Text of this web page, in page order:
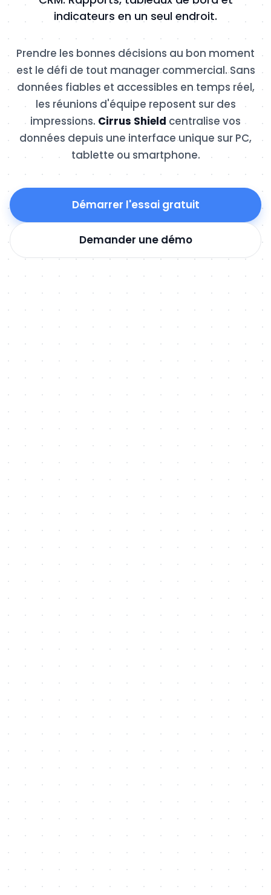
indicateurs en un seul endroit.
Prendre les bonnes décisions au bon moment
est le défi de tout manager commercial. Sans
données fiables et accessibles en temps réel,
les réunions d'équipe reposent sur des
impressions. Cirrus Shield centralise vos
données depuis une interface unique sur PC,
tablette ou smartphone.
Démarrer l'essai gratuit
Demander une démo